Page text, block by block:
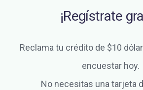
¡Regístrate
Reclama tu crédito de $10
encuestar hoy.
No necesitas una tarjeta